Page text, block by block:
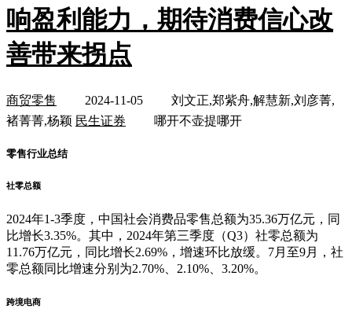
响盈利能力，期待消费信心改
善带来拐点
商贸零售 2024-11-05
刘文正,郑紫舟,解慧新,刘彦菁,
褚菁菁,杨颖 民生证券 哪开不壶提哪开
零售行业总结
社零总额
2024年1-3季度，中国社会消费品零售总额为35.36万亿元，同
比增长3.35%。其中，2024年第三季度（Q3）社零总额为
11.76万亿元，同比增长2.69%，增速环比放缓。7月至9月，社
零总额同比增速分别为2.70%、2.10%、3.20%。
跨境电商